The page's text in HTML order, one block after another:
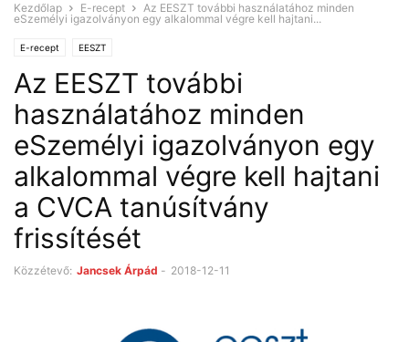
Kezdőlap E-recept
Az EESZT további használatához minden
eSzemélyi igazolványon egy alkalommal végre kell hajtani...
E-recept EESZT
Az EESZT további
használatához minden
eSzemélyi igazolványon egy
alkalommal végre kell hajtani
a CVCA tanúsítvány
frissítését
Közzétevő: Jancsek Árpád - 2018-12-11